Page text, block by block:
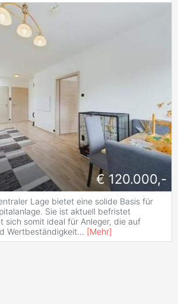
€ 120.000,-
Lage bietet eine solide Basis für
Sie ist aktuell befristet
sich somit ideal für Anleger, die auf
Wertbeständigkeit... [Mehr]